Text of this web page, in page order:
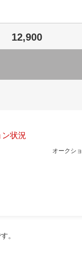
12,900
ン状況
オークシ
。